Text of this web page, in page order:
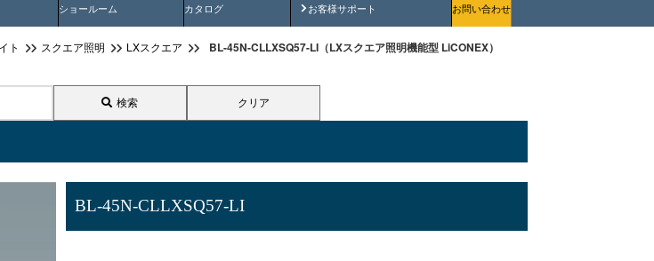
画 ショールーム カタログ お客様サポート
安全にご使用いただくためにお問い合わせ
ト スクエア照明 LXスクエア BL-45N-CLLXSQ57-LI（LXスクエア照明機能型 LiCONEX）
検索 クリア
BL-45N-CLLXSQ57-LI